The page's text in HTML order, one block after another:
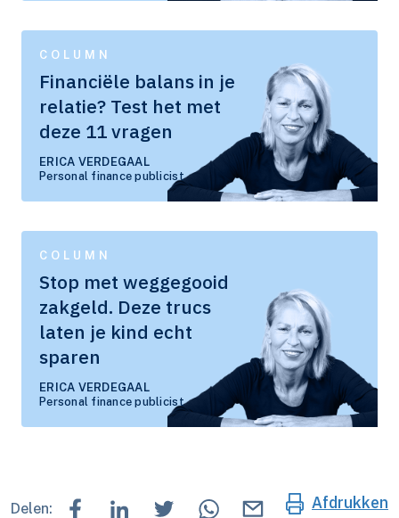
COLUMN
Financiële balans in je
relatie? Test het met
deze 11 vragen
ERICA VERDEGAAL
Personal finance publicist
COLUMN
Stop met weggegooid
zakgeld. Deze trucs
laten je kind echt
sparen
ERICA VERDEGAAL
Personal finance publicist
Delen: Afdrukken